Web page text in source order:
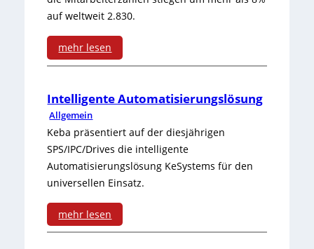
i
t
s
s
c
h
a
l
e
m
o
m
e
n
t
e
s
r
e
i
T
a
u
c
h
s
auf weltweit 2.830.
mehr lesen
:
T
u
r
c
w
Intelligente Automatisierungslösung
Allgemein
Keba präsentiert auf der diesjährigen
SPS/IPC/Drives die intelligente
Automatisierungslösung KeSystems für den
universellen Einsatz.
mehr lesen
: